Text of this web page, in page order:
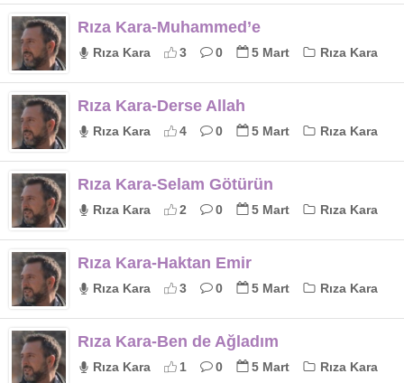
Rıza Kara-Muhammed’e
Rıza Kara 3 0 5 Mart Rıza Kara
Rıza Kara-Derse Allah
Rıza Kara 4 0 5 Mart Rıza Kara
Rıza Kara-Selam Götürün
Rıza Kara 2 0 5 Mart Rıza Kara
Rıza Kara-Haktan Emir
Rıza Kara 3 0 5 Mart Rıza Kara
Rıza Kara-Ben de Ağladım
Rıza Kara 1 0 5 Mart Rıza Kara